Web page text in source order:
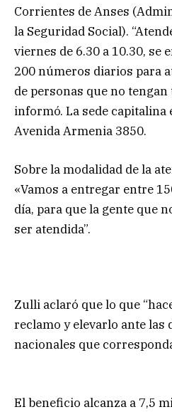
Corrientes de Anses
la Seguridad Social).
viernes de 6.30 a 10.30, se
200 números diarios para
de personas que no
informó. La sede capitalina
Avenida Armenia 3850.
Sobre la modalidad de la
«Vamos a entregar entre
día, para que la gente que
ser atendida”.
Zulli aclaró que lo que
reclamo y elevarlo ante las
nacionales que
El beneficio alcanza a 7,5